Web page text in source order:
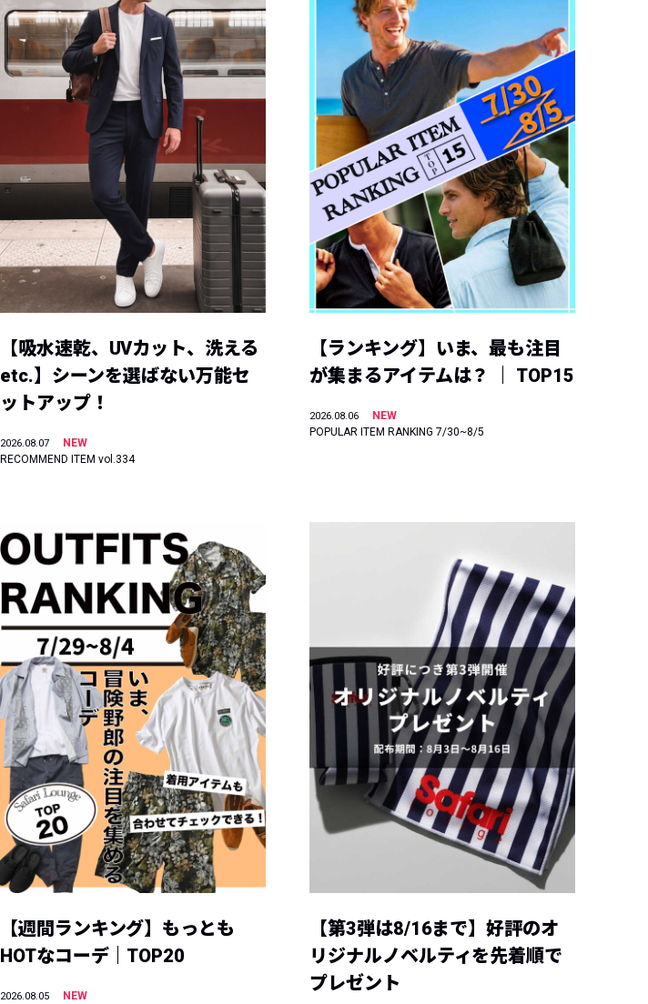
【吸水速乾、UVカット、洗える
etc.】シーンを選ばない万能セ
ットアップ！
2026.08.07
NEW
RECOMMEND ITEM vol.334
【ランキング】いま、最も注目
が集まるアイテムは？ ｜ TOP15
2026.08.06
NEW
POPULAR ITEM RANKING 7/30~8/5
【週間ランキング】もっとも
HOTなコーデ｜TOP20
2026.08.05
NEW
【第3弾は8/16まで】好評のオ
リジナルノベルティを先着順で
プレゼント